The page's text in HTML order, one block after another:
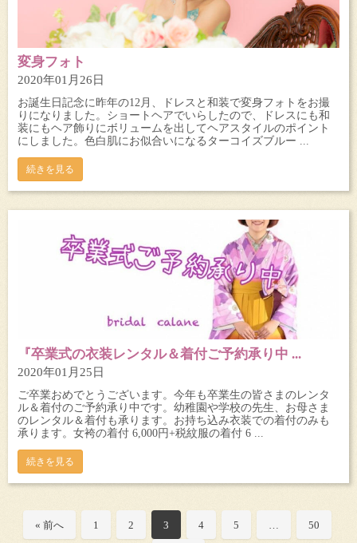
変身フォト
2020年01月26日
お誕生日記念に昨年の12月、ドレスと和装で変身フォトをお撮
りになりました。ショートヘアでいらしたので、ドレスにも和
装にもヘア飾りにボリュームを出してヘアスタイルのポイント
にしました。色白肌にお似合いになるターコイズブルー ...
続きを見る
『卒業式の衣装レンタル＆着付ご予約承り中 ...
2020年01月25日
ご卒業おめでとうございます。今年も卒業生の皆さまのレンタ
ル＆着付のご予約承り中です。幼稚園や学校の先生、お母さま
のレンタル＆着付も承ります。お持ち込み衣装での着付のみも
承ります。女袴の着付 6,000円+税紋服の着付 6 ...
続きを見る
« 前へ 1 2 3 4 5 50